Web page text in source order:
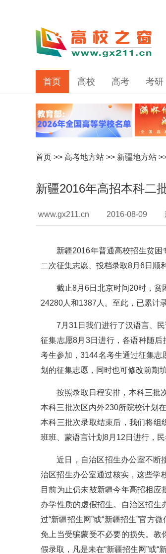
首页 高校 高考 考研
首页 >> 高考地方站 >> 新疆地方站
新疆2016年高招本科二
www.gx211.cn 2016-08-09
新疆2016年普通高校招生贫
二次征集志愿、投档录取8月6日顺
截止8月6日北京时间20时，贫
24280人和1387人。至此，已累计
7月31日我们进行了汉语言、
征集志愿8月3日进行，各语种随
考生参加，3144名考生通过征集
划的征集志愿，同时也可修改前期
按照录取日程安排，本科三批
本科三批次区内外230所院校计划
本科三批次录取结束后，我们将组
班班、蒙语言计划8月12日进行，民
近日，自治区招生办公室不断
治区招生办公室通过核实，这些学
目前为止仍未被新疆今年高招相
办学性质的虚假招生。自治区招生
过“新疆招生网”或“新疆招生”官方
免上当受骗蒙受不必要的损失。教
假录取，凡是未在“新疆招生网”或“